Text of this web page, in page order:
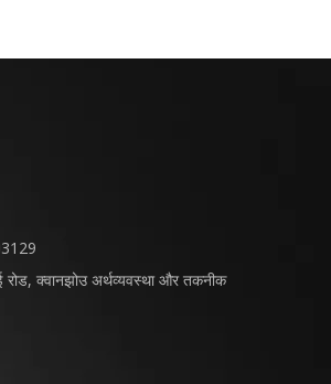
रोड, क्वानझोउ अर्थव्यवस्था और तकनीक